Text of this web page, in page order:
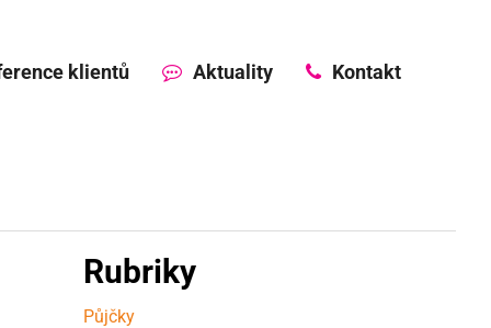
klientů Aktuality Kontakt
Rubriky
Půjčky